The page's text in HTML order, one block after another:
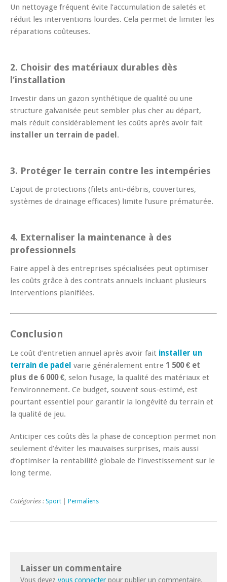
Un nettoyage fréquent évite l’accumulation de saletés et
réduit les interventions lourdes. Cela permet de limiter les
réparations coûteuses.
2. Choisir des matériaux durables dès
l’installation
Investir dans un gazon synthétique de qualité ou une
structure galvanisée peut sembler plus cher au départ,
mais réduit considérablement les coûts après avoir fait
installer un terrain de padel .
3. Protéger le terrain contre les intempéries
L’ajout de protections (filets anti-débris, couvertures,
systèmes de drainage efficaces) limite l’usure prématurée.
4. Externaliser la maintenance à des
professionnels
Faire appel à des entreprises spécialisées peut optimiser
les coûts grâce à des contrats annuels incluant plusieurs
interventions planifiées.
Conclusion
Le coût d’entretien annuel après avoir fait installer un
terrain de padel varie généralement entre 1 500 € et
plus de 6 000 €, selon l’usage, la qualité des matériaux et
l’environnement. Ce budget, souvent sous-estimé, est
pourtant essentiel pour garantir la longévité du terrain et
la qualité de jeu.
Anticiper ces coûts dès la phase de conception permet non
seulement d’éviter les mauvaises surprises, mais aussi
d’optimiser la rentabilité globale de l’investissement sur le
long terme.
Catégories : Sport Permaliens
Laisser un commentaire
Vous devez vous connecter pour publier un commentaire.